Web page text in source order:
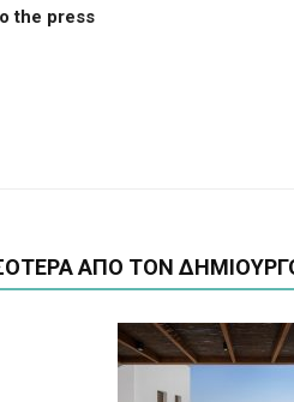
the press
ΑΠΟ ΤΟΝ